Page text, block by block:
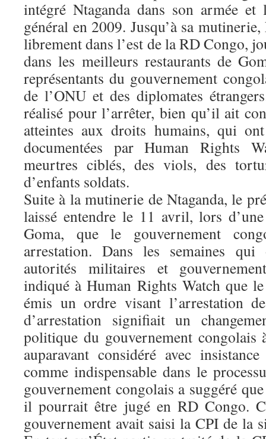
intégré Ntaganda dans son armée
général en 2009. Jusqu’à sa mutinerie,
librement dans l’est de la RD Congo,
dans les meilleurs restaurants de
représentants du gouvernement
de l’ONU et des diplomates
réalisé pour l’arrêter, bien qu’il ait
atteintes aux droits humains, qui
documentées par Human Rights
meurtres ciblés, des viols, des
d’enfants soldats.
Suite à la mutinerie de Ntaganda, le
laissé entendre le 11 avril, lors
Goma, que le gouvernement
arrestation. Dans les semaines
autorités militaires et
indiqué à Human Rights Watch que
émis un ordre visant l’arrestation
d’arrestation signifiait un
politique du gouvernement congolais
auparavant considéré avec
comme indispensable dans le
gouvernement congolais a suggéré
il pourrait être jugé en RD Congo.
gouvernement avait saisi la CPI de la